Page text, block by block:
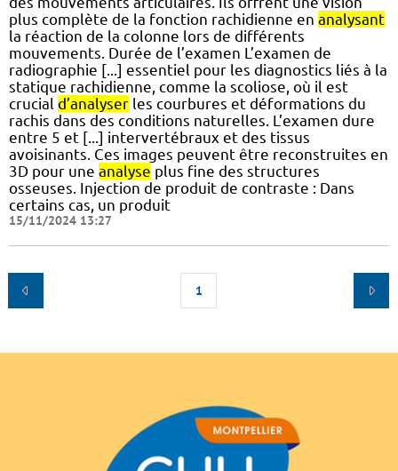
plus complète de la fonction rachidienne en analysant
la réaction de la colonne lors de différents
mouvements. Durée de l’examen L’examen de
radiographie [...] essentiel pour les diagnostics liés à la
statique rachidienne, comme la scoliose, où il est
crucial d’analyser les courbures et déformations du
rachis dans des conditions naturelles. L’examen dure
entre 5 et [...] intervertébraux et des tissus
avoisinants. Ces images peuvent être reconstruites en
3D pour une analyse plus fine des structures
osseuses. Injection de produit de contraste : Dans
certains cas, un produit
15/11/2024 13:27
1